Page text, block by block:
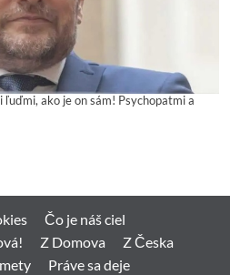
ako je on sám! Psychopatmi a
Čo je náš ciel
Z Domova
Z Česka
Práve sa deje